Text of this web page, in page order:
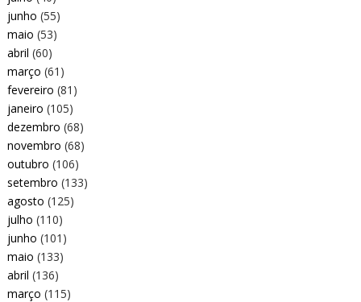
junho (55)
maio (53)
abril (60)
março (61)
fevereiro (81)
janeiro (105)
dezembro (68)
novembro (68)
outubro (106)
setembro (133)
agosto (125)
julho (110)
junho (101)
maio (133)
abril (136)
março (115)